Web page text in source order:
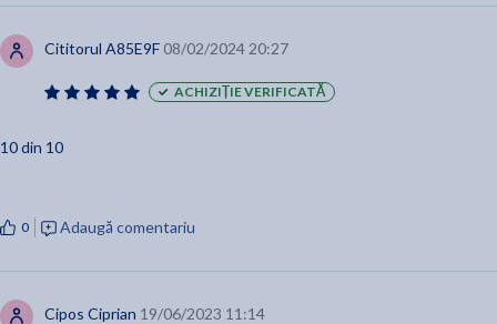
Cititorul A85E9F 08/02/2024 20:27
ACHIZIȚIE VERIFICATĂ
10 din 10
0 Adaugă comentariu
Cipos Ciprian 19/06/2023 11:14